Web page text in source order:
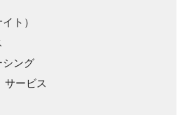
ト）
シング
サービス